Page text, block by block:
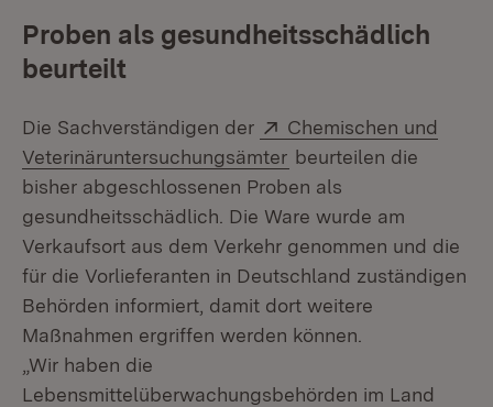
Proben als gesundheitsschädlich
beurteilt
Die Sachverständigen der Extern:
Chemischen und
Veterinäruntersuchungsämter (Öffnet in neuem
beurteilen die
bisher abgeschlossenen Proben als
gesundheitsschädlich. Die Ware wurde am
Verkaufsort aus dem Verkehr genommen und die
für die Vorlieferanten in Deutschland zuständigen
Behörden informiert, damit dort weitere
Maßnahmen ergriffen werden können.
„Wir haben die
Lebensmittelüberwachungsbehörden im Land